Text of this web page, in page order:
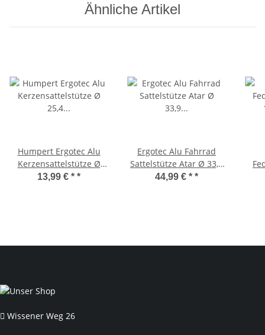
Ähnliche Artikel
Humpert Ergotec Alu
Kerzensattelstütze Ø
25,4 - 31.8mm/ Länge
13,99 € * *
Ergotec Alu Fahrrad
Sattelstütze Atar Ø 33,9
mm/ L 550 mm
44,99 € * *
Wissener Weg 26